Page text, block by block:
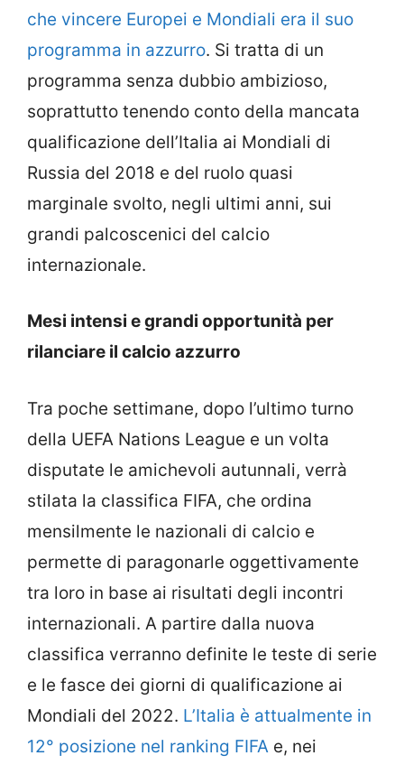
che vincere Europei e Mondiali era il suo
programma in azzurro. Si tratta di un
programma senza dubbio ambizioso,
soprattutto tenendo conto della mancata
qualificazione dell’Italia ai Mondiali di
Russia del 2018 e del ruolo quasi
marginale svolto, negli ultimi anni, sui
grandi palcoscenici del calcio
internazionale.
Mesi intensi e grandi opportunità per
rilanciare il calcio azzurro
Tra poche settimane, dopo l’ultimo turno
della UEFA Nations League e un volta
disputate le amichevoli autunnali, verrà
stilata la classifica FIFA, che ordina
mensilmente le nazionali di calcio e
permette di paragonarle oggettivamente
tra loro in base ai risultati degli incontri
internazionali. A partire dalla nuova
classifica verranno definite le teste di serie
e le fasce dei giorni di qualificazione ai
Mondiali del 2022. L’Italia è attualmente in
12° posizione nel ranking FIFA e, nei